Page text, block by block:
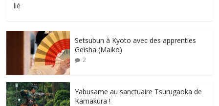
lié
Setsubun à Kyoto avec des apprenties
Geisha (Maiko)
2
Yabusame au sanctuaire Tsurugaoka de
Kamakura !